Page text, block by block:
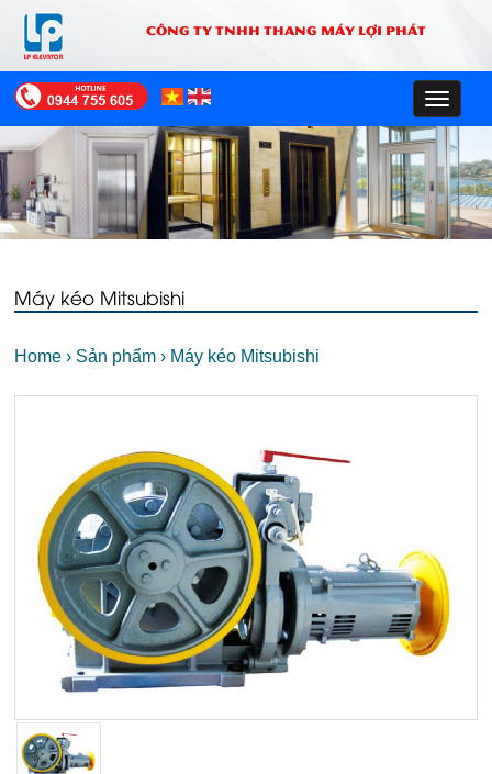
CÔNG TY TNHH THANG MÁY LỢI PHÁT
Toggle
Máy kéo Mitsubishi
Home › Sản phẩm › Máy kéo Mitsubishi